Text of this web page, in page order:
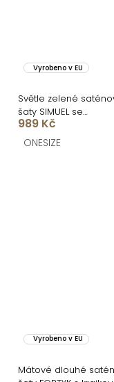
Vyrobeno v EU
Světle zelené
šaty SIMUEL se
šněrováním
989 Kč
ONESIZE
Vyrobeno v EU
Mátové dlouhé